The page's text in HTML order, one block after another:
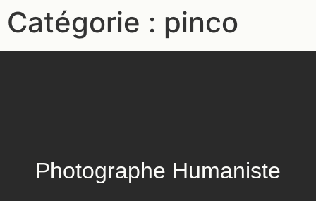
Catégorie : pinco
Photographe Humaniste